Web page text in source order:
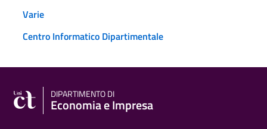
Varie
Centro Informatico Dipartimentale
DIPARTIMENTO DI
Economia e Impresa